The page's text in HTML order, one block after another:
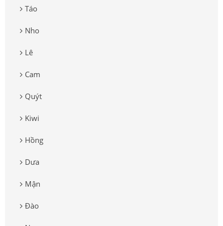
Táo
Nho
Lê
Cam
Quýt
Kiwi
Hồng
Dưa
Mận
Đào